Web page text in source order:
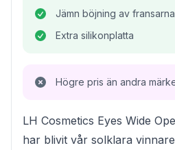
Jämn böjning av fransarna
Extra silikonplatta
Högre pris än andra
LH Cosmetics Eyes Wide
har blivit vår solklara